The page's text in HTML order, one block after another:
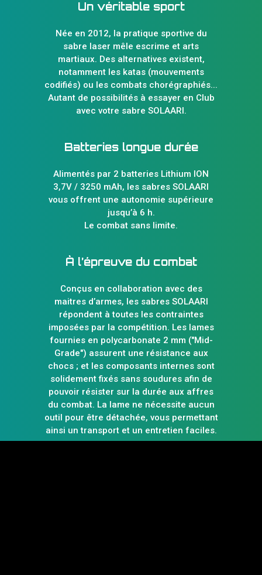
Un véritable sport
Née en 2012, la pratique sportive du
sabre laser mêle escrime et arts
martiaux. Des alternatives existent,
notamment les katas (mouvements
codifiés) ou les combats chorégraphiés...
Autant de possibilités à essayer en Club
avec votre sabre SOLAARI.
Batteries longue durée
Alimentés par 2 batteries Lithium ION
3,7V / 3250 mAh, les sabres SOLAARI
vous offrent une autonomie supérieure
jusqu’à 6 h.
Le combat sans limite.
À l’épreuve du combat
Conçus en collaboration avec des
maitres d’armes, les sabres SOLAARI
répondent à toutes les contraintes
imposées par la compétition. Les lames
fournies en polycarbonate 2 mm ("Mid-
Grade") assurent une résistance aux
chocs ; et les composants internes sont
solidement fixés sans soudures afin de
pouvoir résister sur la durée aux affres
du combat. La lame ne nécessite aucun
outil pour être détachée, vous permettant
ainsi un transport et un entretien faciles.